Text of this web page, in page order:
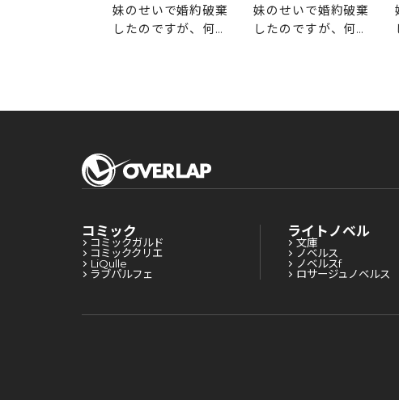
妹のせいで婚約破棄
したのですが、何故
妹のせいで婚約破棄
したのですが、何故
コミック
コミックガルド
コミッククリエ
LiQulle
ラブパルフェ
ライトノベル
文庫
ノベルス
ノベルスf
ロサージュノベルス